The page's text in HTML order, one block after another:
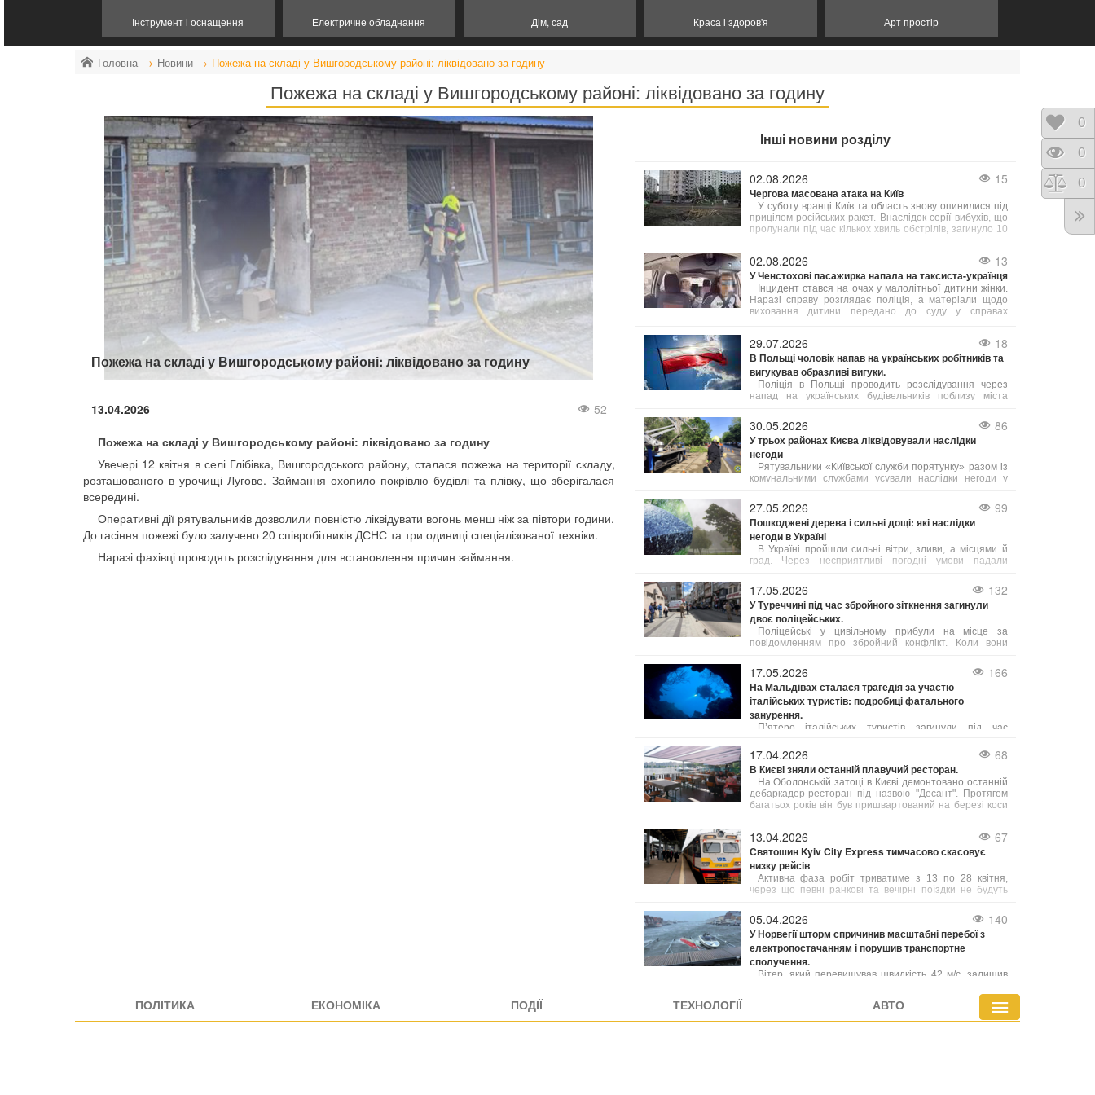
Інструмент і оснащення Електричне обладнання Дім, сад Краса і здоров'я Арт простір
Головна Новини Пожежа на складі у Вишгородському районі: ліквідовано за годину
Пожежа на складі у Вишгородському районі: ліквідовано за годину
Пожежа на складі у Вишгородському районі: ліквідовано за годину
13.04.2026
52
Пожежа на складі у Вишгородському районі: ліквідовано за годину
Увечері 12 квітня в селі Глібівка, Вишгородського району, сталася пожежа на території складу,
розташованого в урочищі Лугове. Займання охопило покрівлю будівлі та плівку, що зберігалася
всередині.
Оперативні дії рятувальників дозволили повністю ліквідувати вогонь менш ніж за півтори години.
До гасіння пожежі було залучено 20 співробітників ДСНС та три одиниці спеціалізованої техніки.
Наразі фахівці проводять розслідування для встановлення причин займання.
Інші новини розділу
02.08.2026 15
Чергова масована атака на Київ
У суботу вранці Київ та область знову опинилися під
прицілом російських ракет. Внаслідок серії вибухів, що
пролунали під час кількох хвиль обстрілів, загинуло 10
02.08.2026 13
У Ченстохові пасажирка напала на таксиста-українця
Інцидент стався на очах у малолітньої дитини жінки.
Наразі справу розглядає поліція, а матеріали щодо
виховання дитини передано до суду у справах
зростання кількості нападів на українців на ґрунті
ненависті.
29.07.2026 18
В Польщі чоловік напав на українських робітників та
вигукував образливі вигуки.
Поліція в Польщі проводить розслідування через
напад на українських будівельників поблизу міста
ксенофобськими висловлюваннями та бійкою, одного з
учасників конфлікту звільнили з роботи.
30.05.2026 86
У трьох районах Києва ліквідовували наслідки
негоди
Рятувальники «Київської служби порятунку» разом із
комунальними службами усували наслідки негоди у
інструменту рятувальники розпиляли повалену гілку і
оперативно відновили рух трамваїв.
27.05.2026 99
Пошкоджені дерева і сильні дощі: які наслідки
негоди в Україні
В Україні пройшли сильні вітри, зливи, а місцями й
град. Через несприятливі погодні умови падали
17.05.2026 132
У Туреччині під час збройного зіткнення загинули
двоє поліцейських.
Поліцейські у цивільному прибули на місце за
повідомленням про збройний конфлікт. Коли вони
них вогонь, що призвело до смертельних поранень
двох співробітників поліції.
17.05.2026 166
На Мальдівах сталася трагедія за участю
італійських туристів: подробиці фатального
занурення.
П’ятеро італійських туристів загинули під час
Несприятлива подія трапилася в атолі Вааву на
глибині приблизно 50 метрів.
17.04.2026 68
В Києві зняли останній плавучий ресторан.
На Оболонській затоці в Києві демонтовано останній
дебаркадер-ресторан під назвою "Десант". Протягом
багатьох років він був пришвартований на березі коси
де планують спорудити декоративний пішохідний міст
через гирло підземного водовідвідного каналу.
13.04.2026 67
Святошин Kyiv City Express тимчасово скасовує
низку рейсів
Активна фаза робіт триватиме з 13 по 28 квітня,
через що певні ранкові та вечірні поїздки не будуть
05.04.2026 140
У Норвегії шторм спричинив масштабні перебої з
електропостачанням і порушив транспортне
сполучення.
Вітер, який перевищував швидкість 42 м/с, залишив
гірських перевалах утворилися затори, а ключова
траса E18 у Крістіансанні була повністю перекрита.
ПОЛІТИКА ЕКОНОМІКА ПОДІЇ ТЕХНОЛОГІЇ АВТО
0
0
0